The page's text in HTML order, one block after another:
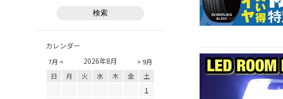
カレンダー
7月 < > 9月
2026年8月
日 月 火 水 木 金
土
1